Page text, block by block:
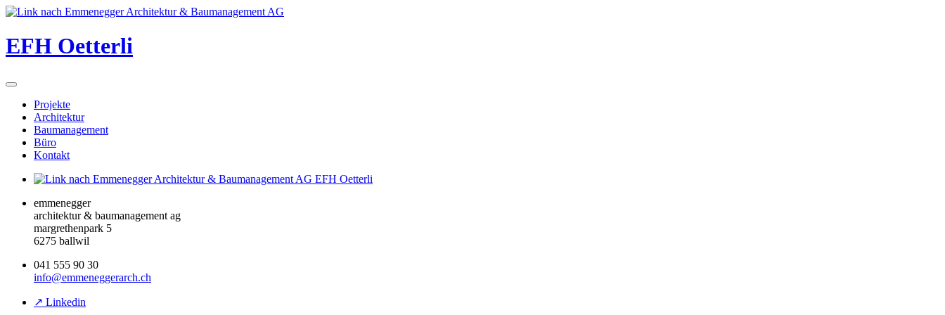
EFH Oetterli
Projekte
Architektur
Baumanagement
Büro
Kontakt
EFH Oetterli
emmenegger
architektur & baumanagement ag
margrethenpark 5
6275 ballwil
041 555 90 30
info@emmeneggerarch.ch
↗ Linkedin